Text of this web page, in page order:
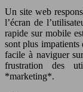
Un site web
l’écran de
rapide sur mobile
sont plus
facile à naviguer
frustration des
*marketing*.